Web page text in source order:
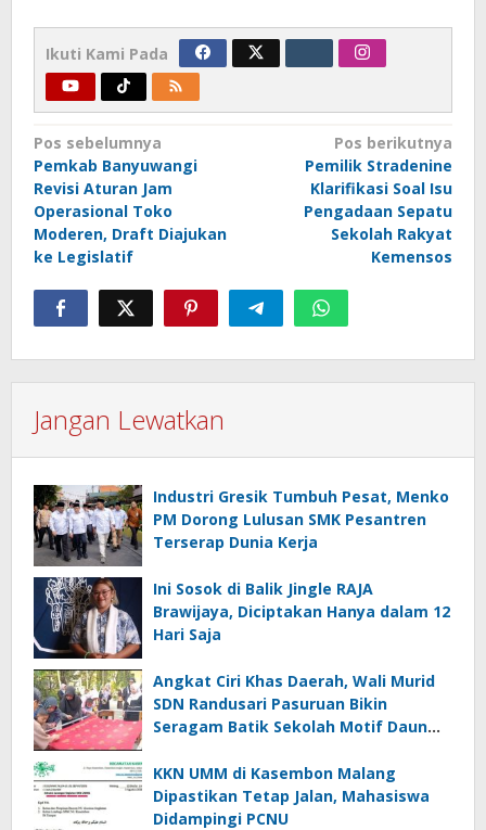
Ikuti Kami Pada
Navigasi
pos
Pos sebelumnya
Pemkab Banyuwangi
Revisi Aturan Jam
Operasional Toko
Moderen, Draft Diajukan
ke Legislatif
Pos berikutnya
Pemilik Stradenine
Klarifikasi Soal Isu
Pengadaan Sepatu
Sekolah Rakyat
Kemensos
Jangan Lewatkan
Industri Gresik Tumbuh Pesat, Menko
PM Dorong Lulusan SMK Pesantren
Terserap Dunia Kerja
Ini Sosok di Balik Jingle RAJA
Brawijaya, Diciptakan Hanya dalam 12
Hari Saja
Angkat Ciri Khas Daerah, Wali Murid
SDN Randusari Pasuruan Bikin
Seragam Batik Sekolah Motif Daun
KKN UMM di Kasembon Malang
Dipastikan Tetap Jalan, Mahasiswa
Didampingi PCNU